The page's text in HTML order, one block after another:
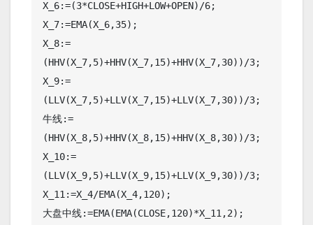
X_6:=(3*CLOSE+HIGH+LOW+OPEN)/6;
X_7:=EMA(X_6,35);
X_8:=
(HHV(X_7,5)+HHV(X_7,15)+HHV(X_7,30))/3;
X_9:=
(LLV(X_7,5)+LLV(X_7,15)+LLV(X_7,30))/3;
牛线:=
(HHV(X_8,5)+HHV(X_8,15)+HHV(X_8,30))/3;
X_10:=
(LLV(X_9,5)+LLV(X_9,15)+LLV(X_9,30))/3;
X_11:=X_4/EMA(X_4,120);
大盘中线:=EMA(EMA(CLOSE,120)*X_11,2);